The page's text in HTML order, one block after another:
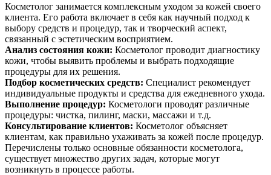
Косметолог занимается комплексным уходом за кожей своего
клиента. Его работа включает в себя как научный подход к
выбору средств и процедур, так и творческий аспект,
связанный с эстетическим восприятием.
Анализ состояния кожи: Косметолог проводит диагностику
кожи, чтобы выявить проблемы и выбрать подходящие
процедуры для их решения.
Подбор косметических средств: Специалист рекомендует
индивидуальные продукты и средства для ежедневного ухода.
Выполнение процедур: Косметологи проводят различные
процедуры: чистка, пилинг, маски, массажи и т.д.
Консультирование клиентов: Косметолог объясняет
клиентам, как правильно ухаживать за кожей после процедур.
Перечислены только основные обязанности косметолога,
существует множество других задач, которые могут
возникнуть в процессе работы.